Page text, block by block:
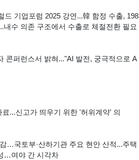
기업포럼 2025 강연...韓 함정 수출, 198
수 의존 구조에서 수출로 체절전환 필요
퍼런스서 밝혀..."AI 발전, 궁극적으로 A
...신고가 띄우기 위한 '허위계약' 의
…국토부·산하기관 주요 현안 산적...주택
…여야 간 시각차